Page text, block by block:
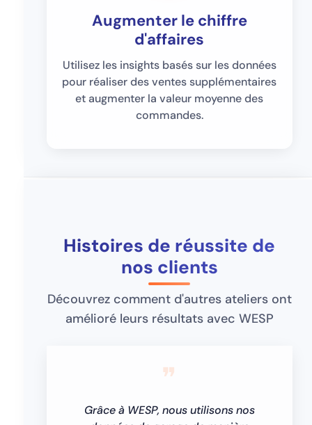
Augmenter le chiffre
d'affaires
Utilisez les insights basés sur les données
pour réaliser des ventes supplémentaires
et augmenter la valeur moyenne des
commandes.
Histoires de réussite de
nos clients
Découvrez comment d'autres ateliers ont
amélioré leurs résultats avec WESP
❞
Grâce à WESP, nous utilisons nos